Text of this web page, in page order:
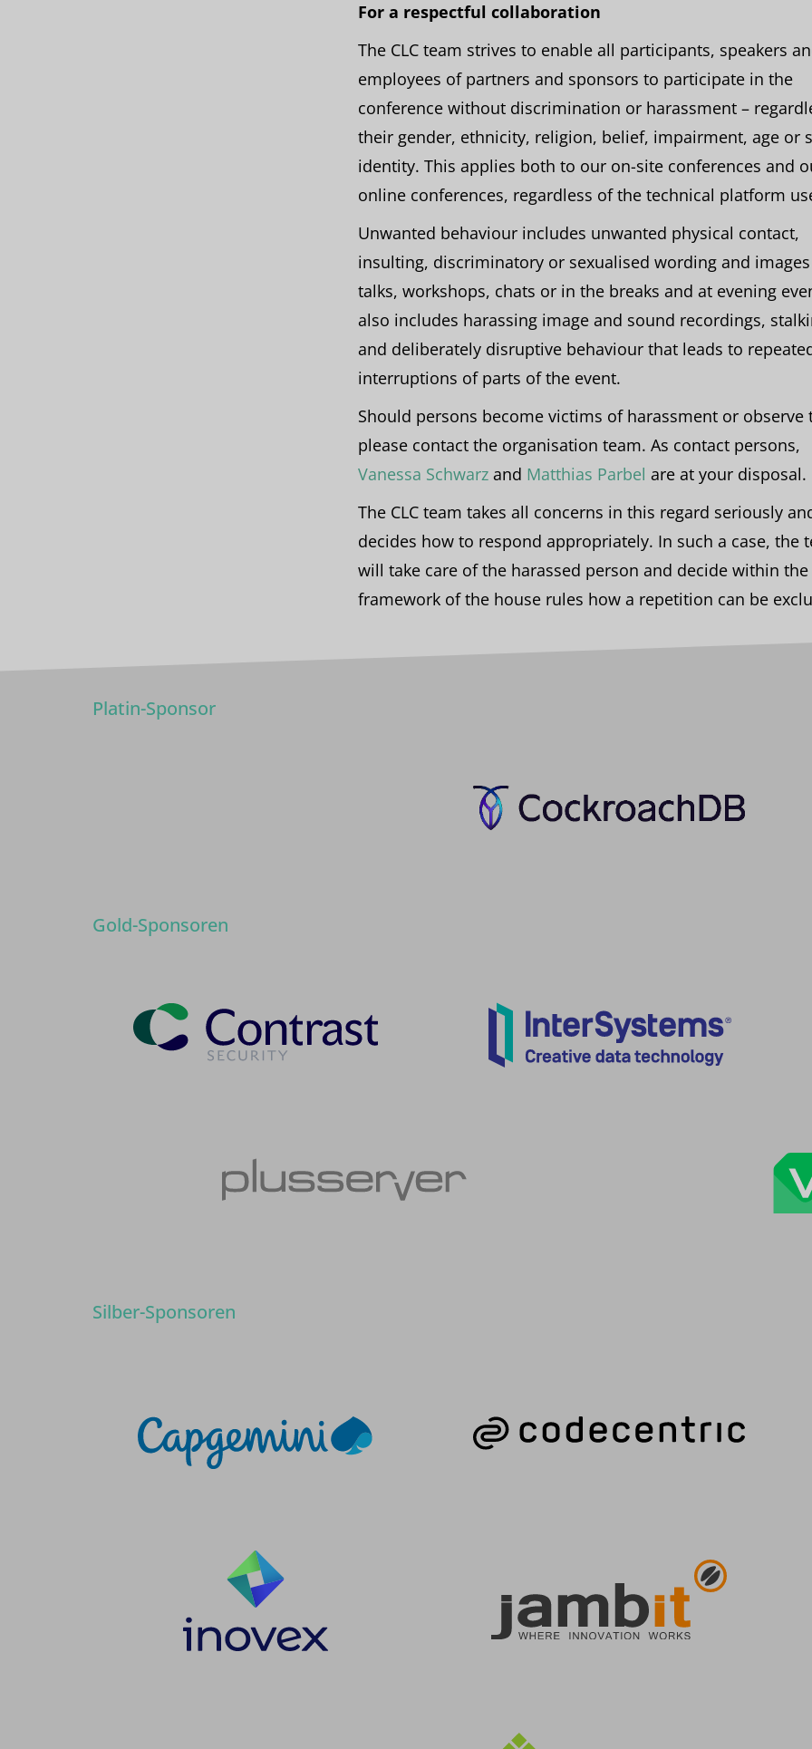
For a respectful collaboration
The CLC team strives to enable all participants, speakers
employees of partners and sponsors to participate in the
conference without discrimination or harassment –
their gender, ethnicity, religion, belief, impairment, age or
identity. This applies both to our on-site conferences and
online conferences, regardless of the technical platform
Unwanted behaviour includes unwanted physical contact,
insulting, discriminatory or sexualised wording and
talks, workshops, chats or in the breaks and at evening
also includes harassing image and sound recordings,
and deliberately disruptive behaviour that leads to
interruptions of parts of the event.
Should persons become victims of harassment or observe
please contact the organisation team. As contact persons,
Vanessa Schwarzand Matthias Parbel are at your disposal.
The CLC team takes all concerns in this regard seriously
decides how to respond appropriately. In such a case, the
will take care of the harassed person and decide within the
framework of the house rules how a repetition can be
Platin-Sponsor
Gold-Sponsoren
Silber-Sponsoren